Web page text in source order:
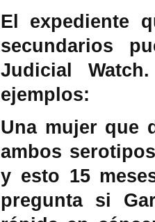
El expediente
secundarios
Judicial
ejemplos:
Una mujer que
ambos
y esto 15
pregunta si